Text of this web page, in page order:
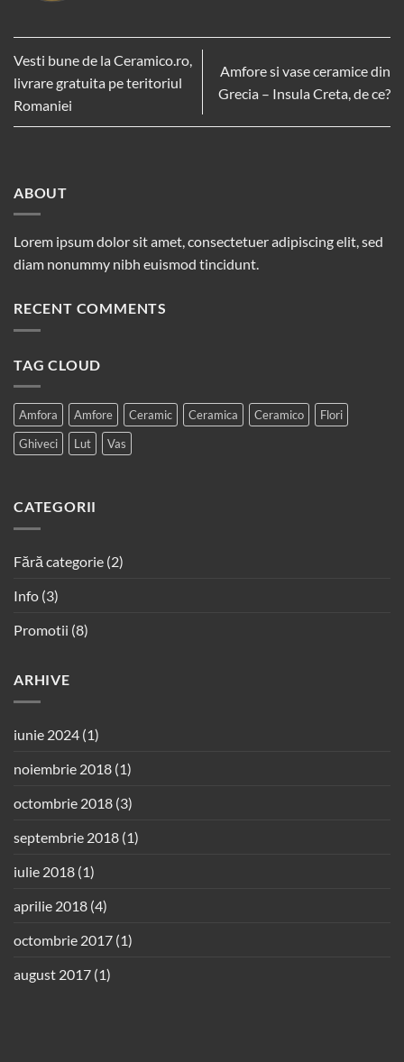
Vesti bune de la Ceramico.ro,
livrare gratuita pe teritoriul
Romaniei
Amfore si vase ceramice din
Grecia – Insula Creta, de ce?
ABOUT
Lorem ipsum dolor sit amet, consectetuer adipiscing elit, sed
diam nonummy nibh euismod tincidunt.
RECENT COMMENTS
TAG CLOUD
Amfora Amfore Ceramic Ceramica Ceramico
Flori
Ghiveci
Lut Vas
CATEGORII
Fără categorie (2)
Info (3)
Promotii (8)
ARHIVE
iunie 2024 (1)
noiembrie 2018 (1)
octombrie 2018 (3)
septembrie 2018 (1)
iulie 2018 (1)
aprilie 2018 (4)
octombrie 2017 (1)
august 2017 (1)